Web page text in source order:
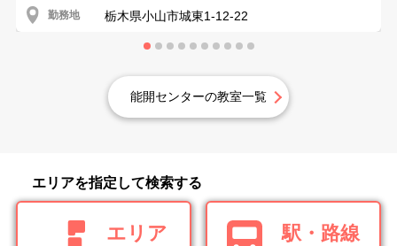
勤務地 栃木県小山市城東1-12-22
能開センターの教室一覧
エリアを指定して検索する
エリア 駅・路線